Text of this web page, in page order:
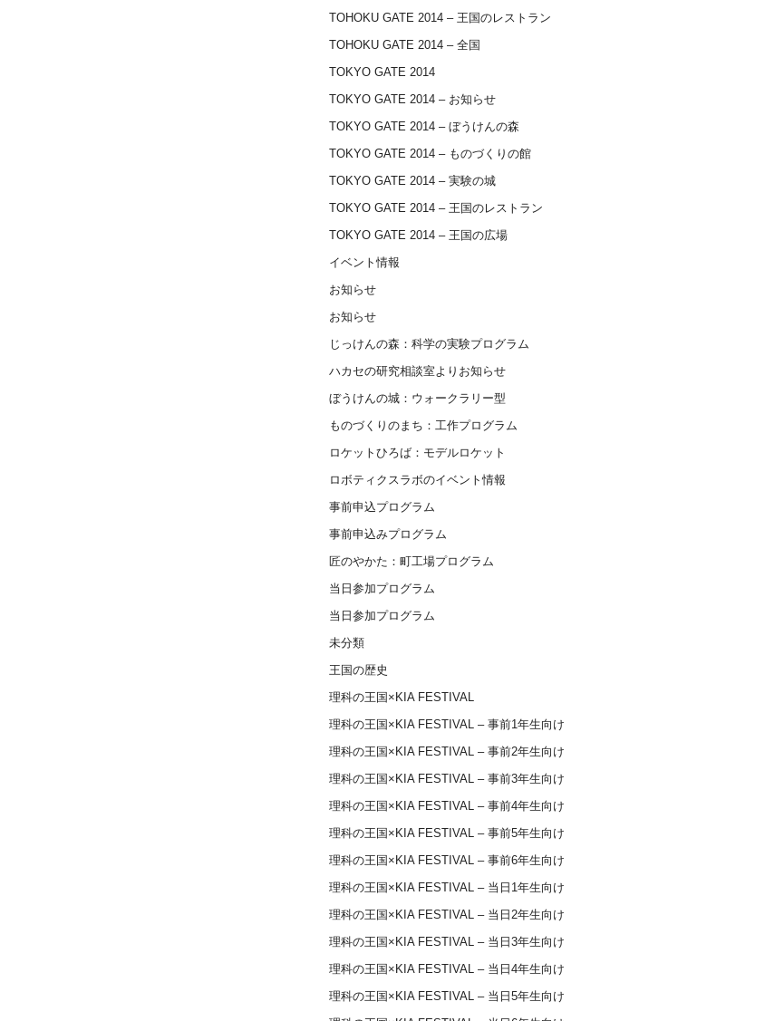
TOHOKU GATE 2014 – 王国のレストラン
TOHOKU GATE 2014 – 全国
TOKYO GATE 2014
TOKYO GATE 2014 – お知らせ
TOKYO GATE 2014 – ぼうけんの森
TOKYO GATE 2014 – ものづくりの館
TOKYO GATE 2014 – 実験の城
TOKYO GATE 2014 – 王国のレストラン
TOKYO GATE 2014 – 王国の広場
イベント情報
お知らせ
お知らせ
じっけんの森：科学の実験プログラム
ハカセの研究相談室よりお知らせ
ぼうけんの城：ウォークラリー型
ものづくりのまち：工作プログラム
ロケットひろば：モデルロケット
ロボティクスラボのイベント情報
事前申込プログラム
事前申込みプログラム
匠のやかた：町工場プログラム
当日参加プログラム
当日参加プログラム
未分類
王国の歴史
理科の王国×KIA FESTIVAL
理科の王国×KIA FESTIVAL – 事前1年生向け
理科の王国×KIA FESTIVAL – 事前2年生向け
理科の王国×KIA FESTIVAL – 事前3年生向け
理科の王国×KIA FESTIVAL – 事前4年生向け
理科の王国×KIA FESTIVAL – 事前5年生向け
理科の王国×KIA FESTIVAL – 事前6年生向け
理科の王国×KIA FESTIVAL – 当日1年生向け
理科の王国×KIA FESTIVAL – 当日2年生向け
理科の王国×KIA FESTIVAL – 当日3年生向け
理科の王国×KIA FESTIVAL – 当日4年生向け
理科の王国×KIA FESTIVAL – 当日5年生向け